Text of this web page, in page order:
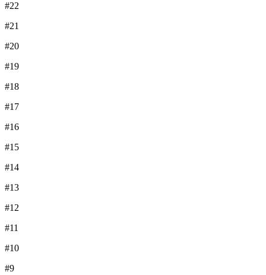
#22
#21
#20
#19
#18
#17
#16
#15
#14
#13
#12
#11
#10
#9